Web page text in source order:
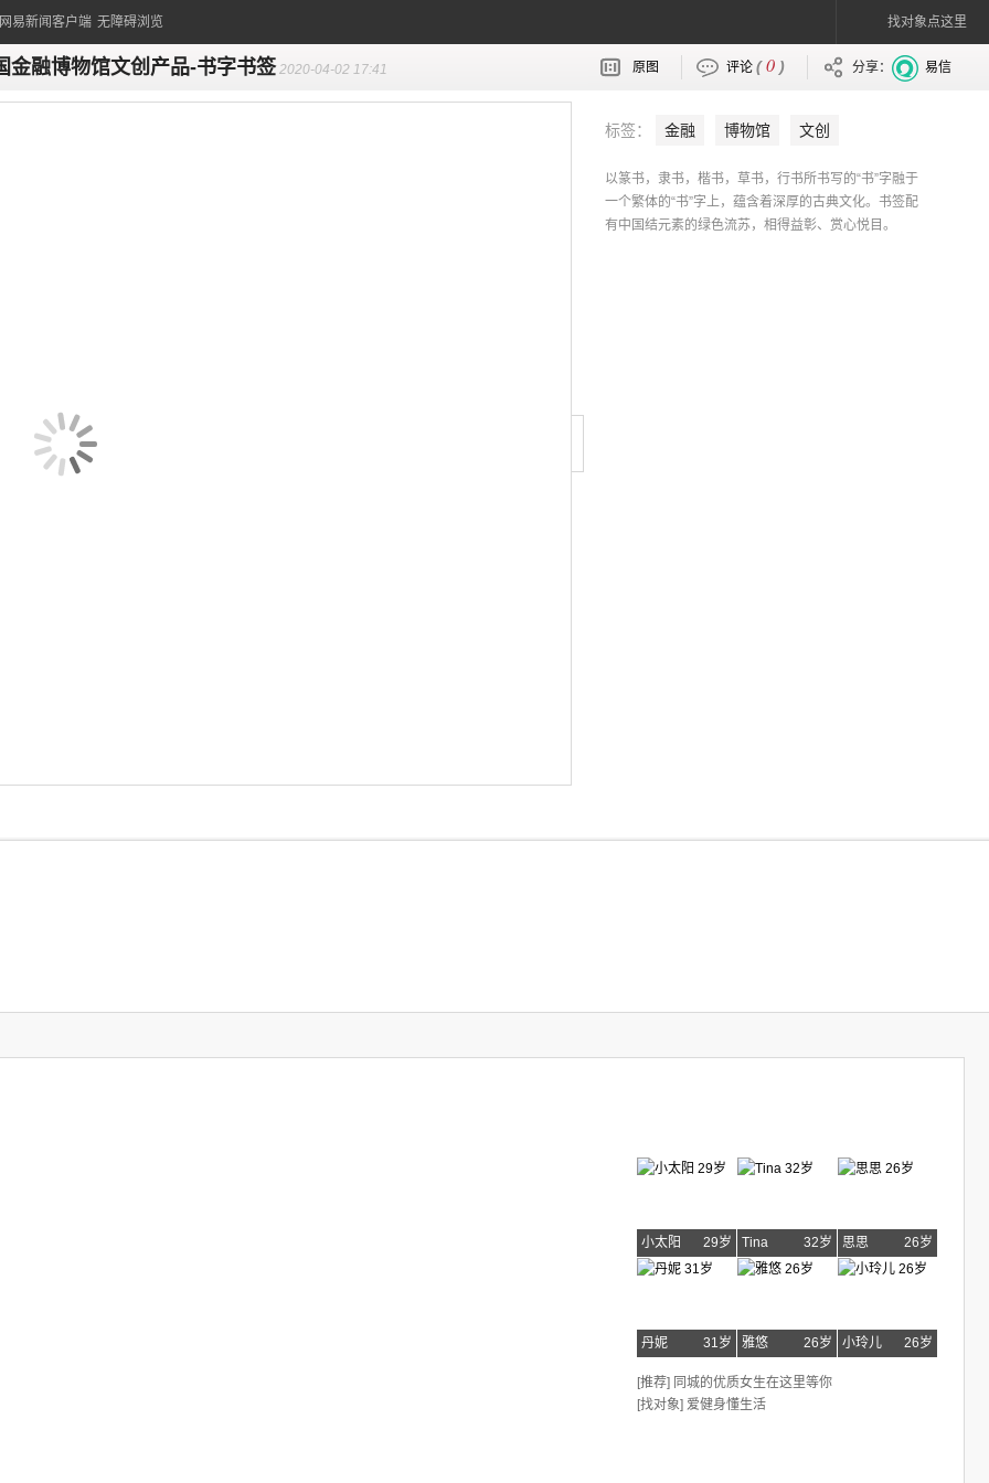
易新闻客户端 无障碍浏览 找对象点这里
金融博物馆文创产品-书字书签 2020-04-02 17:41 原图 评论 (0 ) 分享： 易信
标签： 金融 博物馆 文创
以篆书，隶书，楷书，草书，行书所书写的“书”字融于
一个繁体的“书”字上，蕴含着深厚的古典文化。书签配
有中国结元素的绿色流苏，相得益彰、赏心悦目。
小太阳 29岁 Tina 32岁 思思 26岁
丹妮 31岁 雅悠 26岁 小玲儿 26岁
[推荐] 同城的优质女生在这里等你
[找对象] 爱健身懂生活